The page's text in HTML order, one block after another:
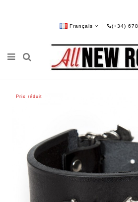
Français (+34)
Prix réduit